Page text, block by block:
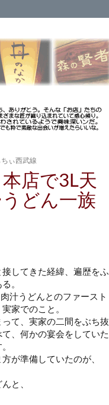
ぃ西武線
店で3L天
どん一族
してきた経緯、遍歴をふ
。
汁うどんとのファースト
家でのこと。
て、実家の二間をぶち抜
、何かの宴会をしていた
が準備していたのが、
と、